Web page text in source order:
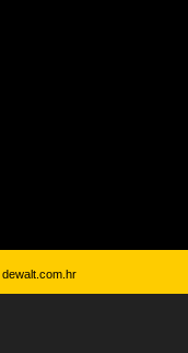
dewalt.com.hr